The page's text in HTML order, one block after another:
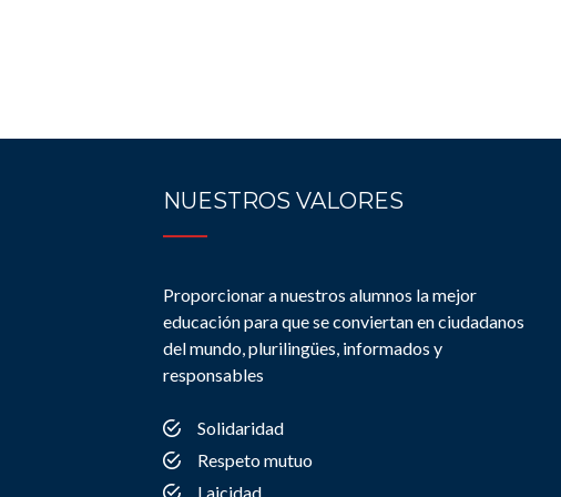
NUESTROS VALORES
Proporcionar a nuestros alumnos la mejor
educación para que se conviertan en ciudadanos
del mundo, plurilingües, informados y
responsables
Solidaridad
Respeto mutuo
Laicidad